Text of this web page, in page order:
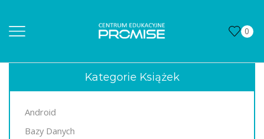
0
Kategorie Książek
Android
Bazy Danych